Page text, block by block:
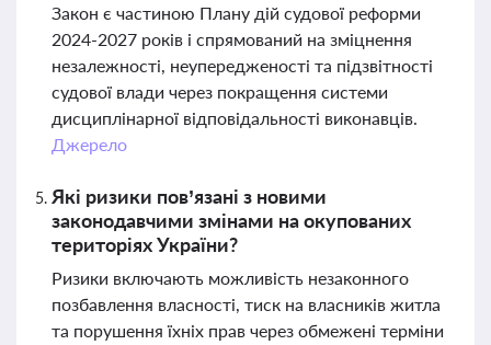
Закон є частиною Плану дій судової реформи
2024-2027 років і спрямований на зміцнення
незалежності, неупередженості та підзвітності
судової влади через покращення системи
дисциплінарної відповідальності виконавців.
Джерело
Які ризики пов’язані з новими
законодавчими змінами на окупованих
територіях України?
Ризики включають можливість незаконного
позбавлення власності, тиск на власників житла
та порушення їхніх прав через обмежені терміни